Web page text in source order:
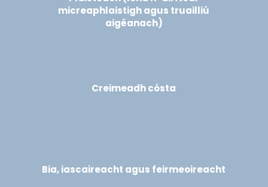
micreaphlaistigh agus truailliú
aigéanach)
Creimeadh cósta
Bia, iascaireacht agus feirmeoireacht